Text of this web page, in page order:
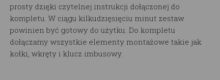
prosty dzięki czytelnej instrukcji dołączonej do
kompletu. W ciągu kilkudzięsięciu minut zestaw
powinien być gotowy do użytku. Do kompletu
dołączamy wszystkie elementy montażowe takie jak
kołki, wkręty i klucz imbusowy.